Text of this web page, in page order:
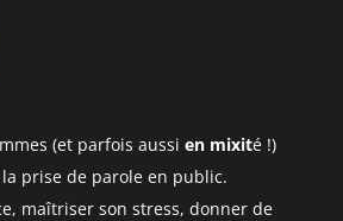
(et parfois aussi en mixité !)
prise de parole en public.
maîtriser son stress, donner de